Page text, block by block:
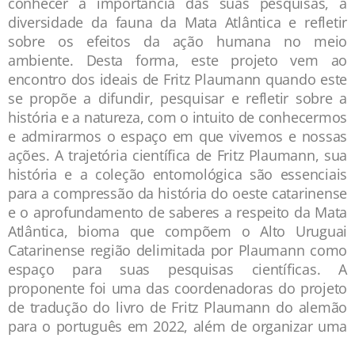
diversidade da fauna da Mata Atlântica e refletir
sobre os efeitos da ação humana no meio
ambiente. Desta forma, este projeto vem ao
encontro dos ideais de Fritz Plaumann quando este
se propõe a difundir, pesquisar e refletir sobre a
história e a natureza, com o intuito de conhecermos
e admirarmos o espaço em que vivemos e nossas
ações. A trajetória científica de Fritz Plaumann, sua
história e a coleção entomológica são essenciais
para a compressão da história do oeste catarinense
e o aprofundamento de saberes a respeito da Mata
Atlântica, bioma que compõem o Alto Uruguai
Catarinense região delimitada por Plaumann como
espaço para suas pesquisas científicas. A
proponente foi uma das coordenadoras do projeto
de tradução do livro de Fritz Plaumann do alemão
para o português em 2022, além de organizar uma